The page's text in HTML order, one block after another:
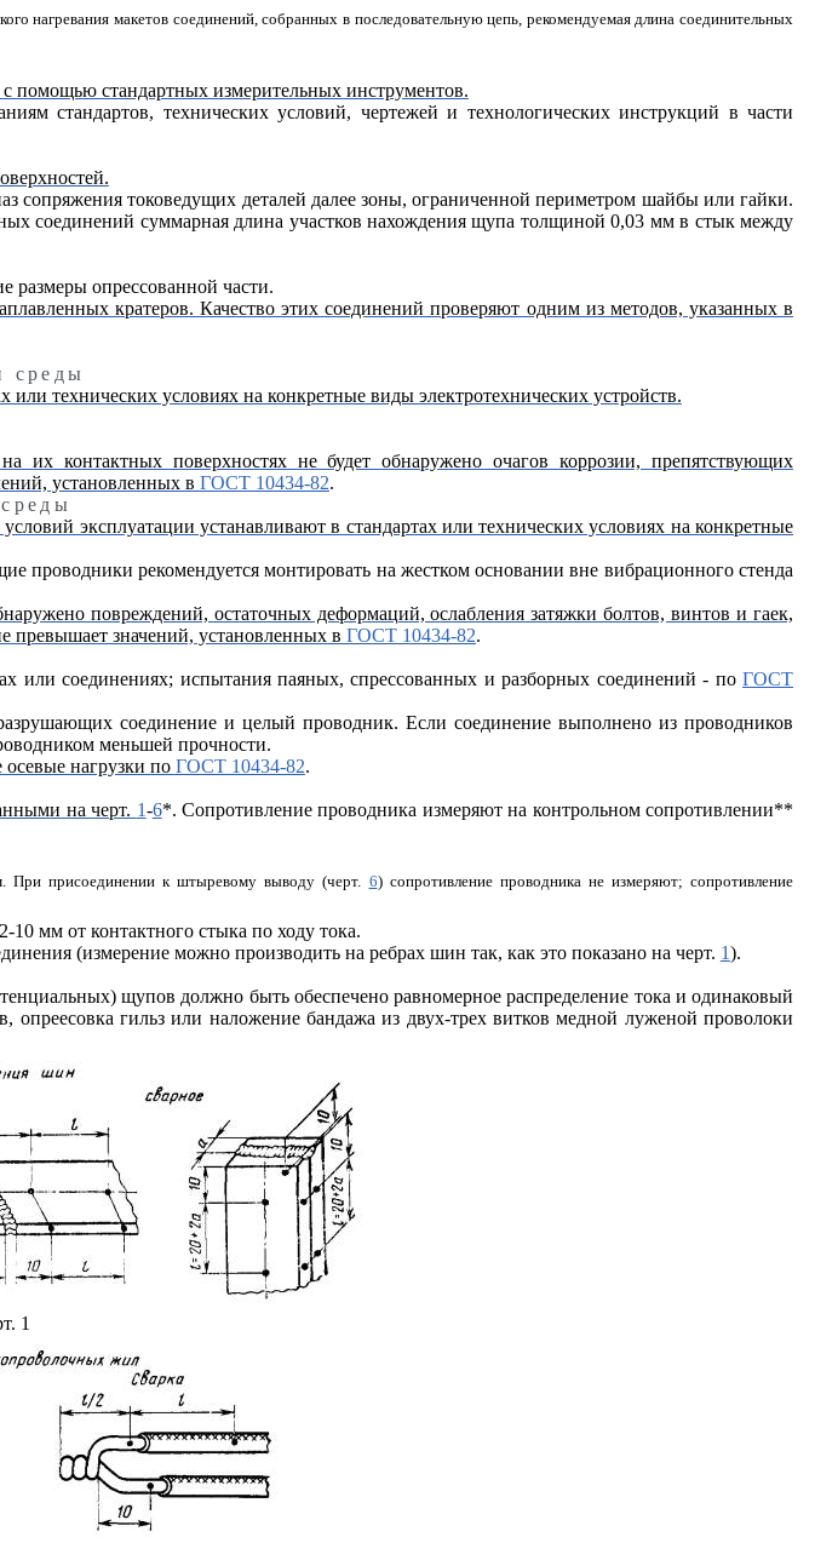
нагревания макетов соединений, собранных в последовательную цепь, рекомендуемая длина соединительных
с помощью стандартных измерительных инструментов.
стандартов, технических условий, чертежей и технологических инструкций в части
токоведущих деталей далее зоны, ограниченной периметром шайбы или гайки.
соединений суммарная длина участков нахождения щупа толщиной 0,03 мм в стык между
размеры опрессованной части.
кратеров. Качество этих соединений проверяют одним из методов, указанных в
среды
технических условиях на конкретные виды электротехнических устройств.
контактных поверхностях не будет обнаружено очагов коррозии, препятствующих
установленных в ГОСТ 10434-82.
эксплуатации устанавливают в стандартах или технических условиях на конкретные
рекомендуется монтировать на жестком основании вне вибрационного стенда
повреждений, остаточных деформаций, ослабления затяжки болтов, винтов и гаек,
превышает значений, установленных в ГОСТ 10434-82.
или соединениях; испытания паяных, спрессованных и разборных соединений - поГОСТ
соединение и целый проводник. Если соединение выполнено из проводников
меньшей прочности.
нагрузки по ГОСТ 10434-82.
на черт. 1-6*. Сопротивление проводника измеряют на контрольном сопротивлении**
При присоединении к штыревому выводу (черт. 6) сопротивление проводника не измеряют; сопротивление
10 мм от контактного стыка по ходу тока.
(измерение можно производить на ребрах шин так, как это показано на черт. 1).
щупов должно быть обеспечено равномерное распределение тока и одинаковый
гильз или наложение бандажа из двух-трех витков медной луженой проволоки
1